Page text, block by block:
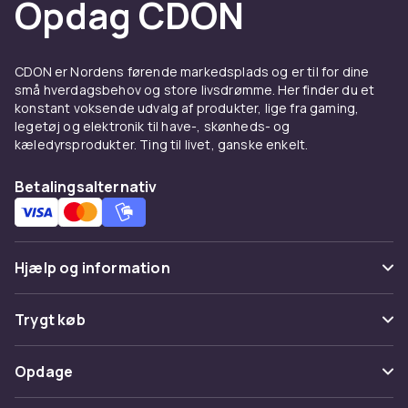
size-modeller. Mål gerne rummet grundigt
inden du bestiller for at sikre at sengen passer
Har du begrænset plads, kan enseng med
opbevaringvære et smart valg. Sengerammer
med skuffer eller løftemekanisme giver ekstra
opbevaringsplads under sengen, praktisk til
Enkeltsenge og dobbeltsenge
Enkeltsengepasser perfekt til børne-,
ungdoms- eller gæsteværelser og fås i
bredderne 70, 80 og 90 cm.Dobbeltsengefås i
bredderne 120, 140, 160 og 180 cm og passer til
par eller dem, der ønsker ekstra plads at sove
Køb senge og sengerammer
Opdag CDON
CDON er Nordens førende markedsplads og er til for dine
små hverdagsbehov og store livsdrømme. Her finder du et
konstant voksende udvalg af produkter, lige fra gaming,
legetøj og elektronik til have-, skønheds- og
kæledyrsprodukter. Ting til livet, ganske enkelt.
Betalingsalternativ
Hjælp og information
Ofte stillede spørgsmål
Spor pakke
Fortryd & returner her
Trygt køb
Betaling
Levering
Opdage